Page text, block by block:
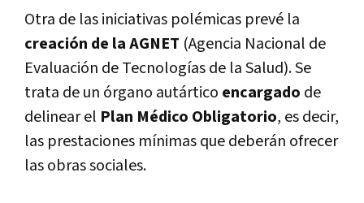
Otra de las iniciativas polémicas prevé la
creación de la AGNET (Agencia Nacional de
Evaluación de Tecnologí­as de la Salud). Se
trata de un órgano autártico encargado de
delinear el Plan Médico Obligatorio, es decir,
las prestaciones mí­nimas que deberán ofrecer
las obras sociales.